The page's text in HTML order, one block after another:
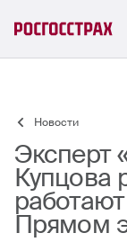
Новости
Эксперт
Купцова
Прямом